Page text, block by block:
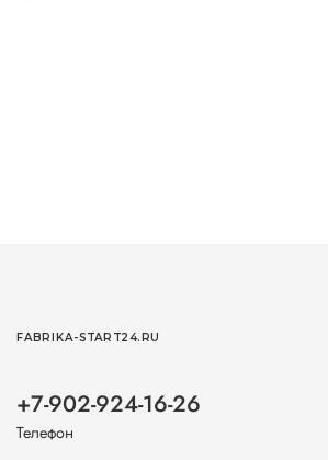
FABRIKA-START24.RU
+7-902-924-16-26
Телефон